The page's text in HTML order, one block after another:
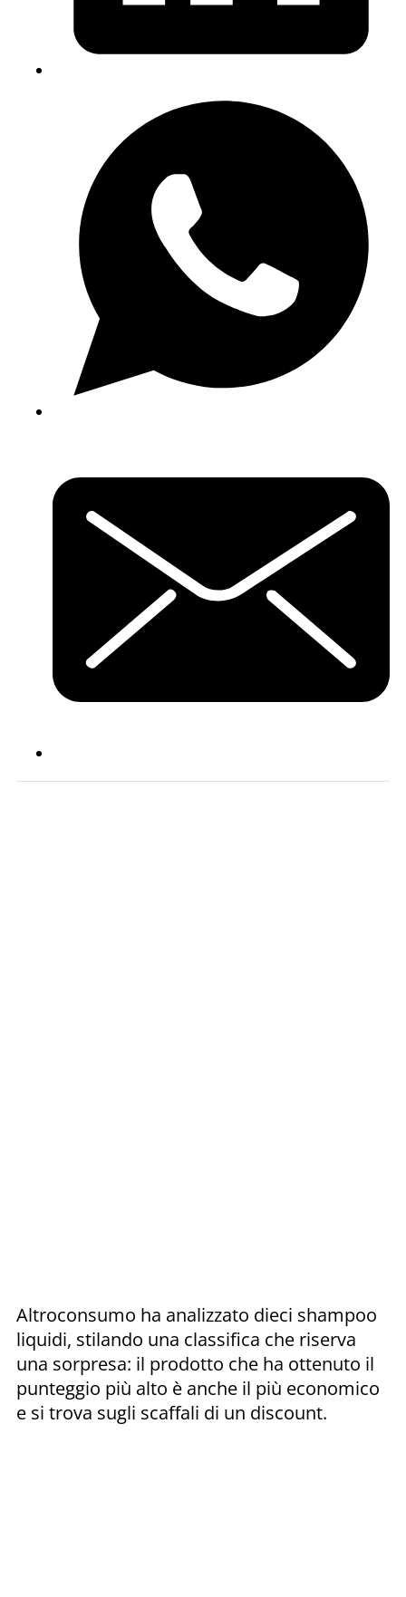
Altroconsumo ha analizzato dieci shampoo
liquidi, stilando una classifica che riserva
una sorpresa: il prodotto che ha ottenuto il
punteggio più alto è anche il più economico
e si trova sugli scaffali di un discount.